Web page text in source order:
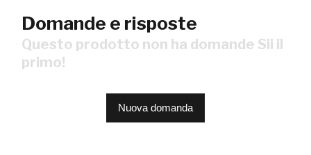
Domande e risposte
Questo prodotto non ha domande Sii il
primo!
Nuova domanda